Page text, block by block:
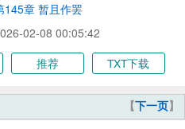
145章 暂且作罢
02-08 00:05:42
推荐 TXT下载
【下一页】